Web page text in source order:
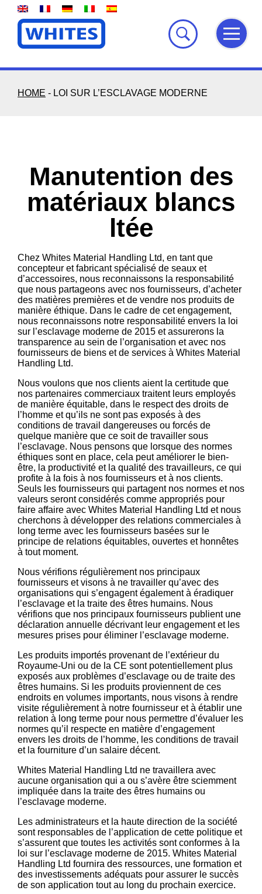
Skip
content
HOME - LOI SUR L’ESCLAVAGE MODERNE
Manutention des
matériaux blancs
ltée
Chez Whites Material Handling Ltd, en tant que
concepteur et fabricant spécialisé de seaux et
d’accessoires, nous reconnaissons la responsabilité
que nous partageons avec nos fournisseurs, d’acheter
des matières premières et de vendre nos produits de
manière éthique. Dans le cadre de cet engagement,
nous reconnaissons notre responsabilité envers la loi
sur l’esclavage moderne de 2015 et assurerons la
transparence au sein de l’organisation et avec nos
fournisseurs de biens et de services à Whites Material
Handling Ltd.
Nous voulons que nos clients aient la certitude que
nos partenaires commerciaux traitent leurs employés
de manière équitable, dans le respect des droits de
l’homme et qu’ils ne sont pas exposés à des
conditions de travail dangereuses ou forcés de
quelque manière que ce soit de travailler sous
l’esclavage. Nous pensons que lorsque des normes
éthiques sont en place, cela peut améliorer le bien-
être, la productivité et la qualité des travailleurs, ce qui
profite à la fois à nos fournisseurs et à nos clients.
Seuls les fournisseurs qui partagent nos normes et nos
valeurs seront considérés comme appropriés pour
faire affaire avec Whites Material Handling Ltd et nous
cherchons à développer des relations commerciales à
long terme avec les fournisseurs basées sur le
principe de relations équitables, ouvertes et honnêtes
à tout moment.
Nous vérifions régulièrement nos principaux
fournisseurs et visons à ne travailler qu’avec des
organisations qui s’engagent également à éradiquer
l’esclavage et la traite des êtres humains. Nous
vérifions que nos principaux fournisseurs publient une
déclaration annuelle décrivant leur engagement et les
mesures prises pour éliminer l’esclavage moderne.
Les produits importés provenant de l’extérieur du
Royaume-Uni ou de la CE sont potentiellement plus
exposés aux problèmes d’esclavage ou de traite des
êtres humains. Si les produits proviennent de ces
endroits en volumes importants, nous visons à rendre
visite régulièrement à notre fournisseur et à établir une
relation à long terme pour nous permettre d’évaluer les
normes qu’il respecte en matière d’engagement
envers les droits de l’homme, les conditions de travail
et la fourniture d’un salaire décent.
Whites Material Handling Ltd ne travaillera avec
aucune organisation qui a ou s’avère être sciemment
impliquée dans la traite des êtres humains ou
l’esclavage moderne.
Les administrateurs et la haute direction de la société
sont responsables de l’application de cette politique et
s’assurent que toutes les activités sont conformes à la
loi sur l’esclavage moderne de 2015. Whites Material
Handling Ltd fournira des ressources, une formation et
des investissements adéquats pour assurer le succès
de son application tout au long du prochain exercice.